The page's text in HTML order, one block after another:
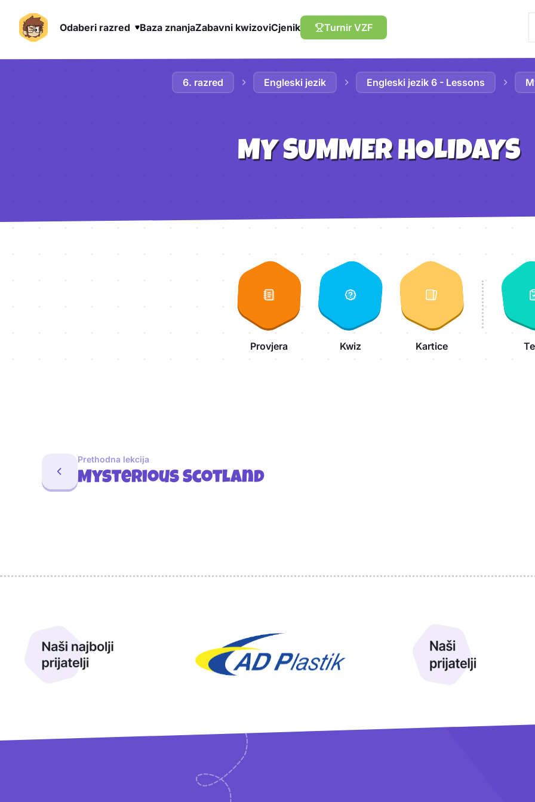
Odaberi razred Baza znanjaZabavni kwizoviCjenik Turnir VZF
6. razred
Engleski jezik Engleski jezik 6 - Lessons
MY SUMMER HOLIDAYS
Provjera Kwiz Kartice
Prethodna lekcija
Mysterious Scotland